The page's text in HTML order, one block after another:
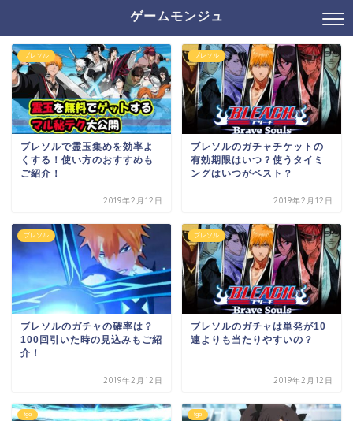
ゲームモンジュ
ブレソル
ブレソルで霊玉集めを効率よ
くする！使い方のおすすめも
ご紹介！
2019年2月12日
ブレソル
ブレソルのガチャチケットの
有効期限はいつ？使うタイミ
ングはいつがベスト？
2019年2月12日
ブレソル
ブレソルのガチャの確率は？
100回引いた時の見込みもご紹
介！
2019年2月12日
ブレソル
ブレソルのガチャは単発が10
連よりも当たりやすいの？
2019年2月12日
fgo fgo